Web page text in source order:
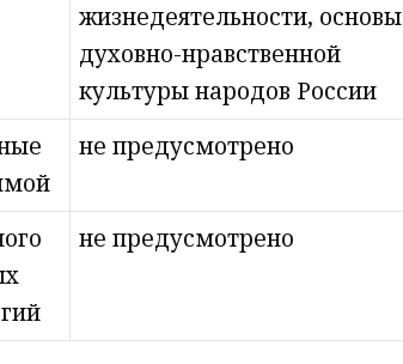
жизнедеятельности, основы
духовно-нравственной
культуры народов России
не предусмотрено
не предусмотрено